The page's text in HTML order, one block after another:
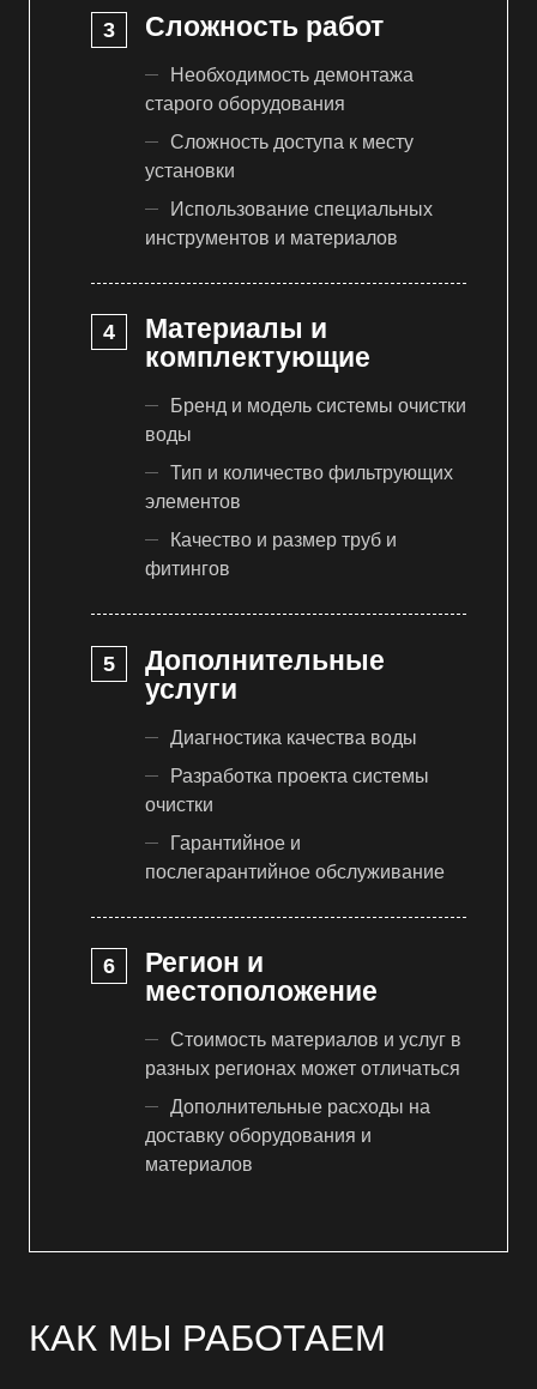
Сложность работ
Необходимость демонтажа
старого оборудования
Сложность доступа к месту
установки
Использование специальных
инструментов и материалов
Материалы и
комплектующие
Бренд и модель системы очистки
воды
Тип и количество фильтрующих
элементов
Качество и размер труб и
фитингов
Дополнительные
услуги
Диагностика качества воды
Разработка проекта системы
очистки
Гарантийное и
послегарантийное обслуживание
Регион и
местоположение
Стоимость материалов и услуг в
разных регионах может отличаться
Дополнительные расходы на
доставку оборудования и
материалов
КАК МЫ РАБОТАЕМ